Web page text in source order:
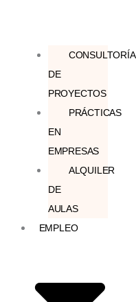
CONSULTORÍA
DE
PROYECTOS
PRÁCTICAS
EN
EMPRESAS
ALQUILER
DE
AULAS
EMPLEO